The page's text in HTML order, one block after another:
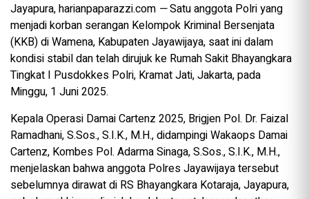
Jayapura, harianpaparazzi.com —Satu anggota Polri yang
menjadi korban serangan Kelompok Kriminal Bersenjata
(KKB) di Wamena, Kabupaten Jayawijaya, saat ini dalam
kondisi stabil dan telah dirujuk ke Rumah Sakit Bhayangkara
Tingkat I Pusdokkes Polri, Kramat Jati, Jakarta, pada
Minggu, 1 Juni 2025.
Kepala Operasi Damai Cartenz 2025, Brigjen Pol. Dr. Faizal
Ramadhani, S.Sos., S.I.K., M.H., didampingi Wakaops Damai
Cartenz, Kombes Pol. Adarma Sinaga, S.Sos., S.I.K., M.H.,
menjelaskan bahwa anggota Polres Jayawijaya tersebut
sebelumnya dirawat di RS Bhayangkara Kotaraja, Jayapura,